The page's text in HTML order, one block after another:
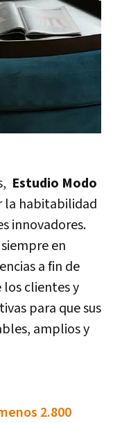
Estudio Modo
la habitabilidad
innovadores.
en
a fin de
los clientes y
para que sus
amplios y
2.800